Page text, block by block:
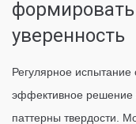
уверенность
Регулярное
эффективное решение
паттерны твердости.